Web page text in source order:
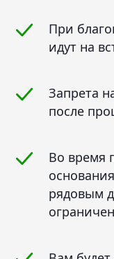
При
идут на
Запрета
после
Во время
рядовым